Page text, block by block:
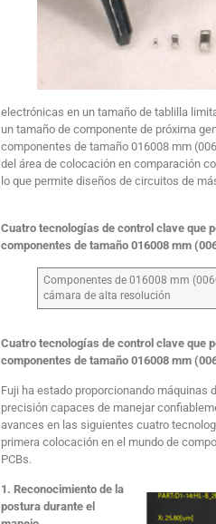
electrónicas en un tamaño de tablilla
un tamaño de componente de próxima
componentes de tamaño 016008 mm
del área de colocación en
lo que permite diseños de circuitos de
Cuatro tecnologías de control clave que
componentes de tamaño 016008 mm
Componentes de 016008 mm
cámara de alta resolución
Cuatro tecnologías de control clave que
componentes de tamaño 016008 mm
Fuji ha estado proporcionando máquinas
precisión capaces de manejar
avances en las siguientes cuatro
primera colocación en el mundo de
PCBs.
1. Reconocimiento de la
postura durante el